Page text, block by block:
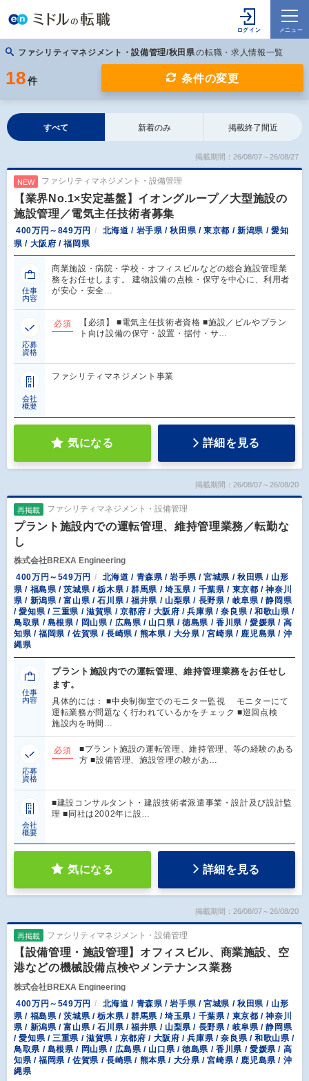
ファシリティマネジメント・設備管理/秋田県の転職・求人情報一覧
18 件 条件の変更
すべて 新着のみ 掲載終了間近
掲載期間：26/08/07～26/08/27
NEW ファシリティマネジメント・設備管理
【業界No.1×安定基盤】イオングループ／大型施設の
施設管理／電気主任技術者募集
400万円～849万円
北海道 / 岩手県 / 秋田県 / 東京都 / 新潟県 / 愛知
県 / 大阪府 / 福岡県
仕事
内容
商業施設・病院・学校・オフィスビルなどの総合施設管理業
務をお任せします。 建物設備の点検・保守を中心に、利用者
が安心・安全…
応募
資格
必須
【必須】 ■電気主任技術者資格 ■施設／ビルやプラン
ト向け設備の保守・設置・据付・サ…
会社
概要
ファシリティマネジメント事業
気になる 詳細を見る
掲載期間：26/08/07～26/08/20
再掲載 ファシリティマネジメント・設備管理
プラント施設内での運転管理、維持管理業務／転勤な
し
株式会社BREXA Engineering
400万円～549万円
北海道 / 青森県 / 岩手県 / 宮城県 / 秋田県 / 山形
県 / 福島県 / 茨城県 / 栃木県 / 群馬県 / 埼玉県 / 千葉県 / 東京都 / 神奈川
県 / 新潟県 / 富山県 / 石川県 / 福井県 / 山梨県 / 長野県 / 岐阜県 / 静岡県
/ 愛知県 / 三重県 / 滋賀県 / 京都府 / 大阪府 / 兵庫県 / 奈良県 / 和歌山県 /
鳥取県 / 島根県 / 岡山県 / 広島県 / 山口県 / 徳島県 / 香川県 / 愛媛県 / 高
知県 / 福岡県 / 佐賀県 / 長崎県 / 熊本県 / 大分県 / 宮崎県 / 鹿児島県 / 沖
縄県
仕事
内容
プラント施設内での運転管理、維持管理業務をお任せし
ます。
具体的には： ■中央制御室でのモニター監視 モニターにて
運転業務が問題なく行われているかをチェック ■巡回点検
施設内を時間…
応募
資格
必須
■プラント施設の運転管理、維持管理、等の経験のある
方 ■設備管理、施設管理の験があ…
会社
概要
■建設コンサルタント・建設技術者派遣事業・設計及び設計監
理 ■同社は2002年に設…
気になる 詳細を見る
掲載期間：26/08/07～26/08/20
再掲載 ファシリティマネジメント・設備管理
【設備管理・施設管理】オフィスビル、商業施設、空
港などの機械設備点検やメンテナンス業務
株式会社BREXA Engineering
400万円～549万円
北海道 / 青森県 / 岩手県 / 宮城県 / 秋田県 / 山形
県 / 福島県 / 茨城県 / 栃木県 / 群馬県 / 埼玉県 / 千葉県 / 東京都 / 神奈川
県 / 新潟県 / 富山県 / 石川県 / 福井県 / 山梨県 / 長野県 / 岐阜県 / 静岡県
/ 愛知県 / 三重県 / 滋賀県 / 京都府 / 大阪府 / 兵庫県 / 奈良県 / 和歌山県 /
鳥取県 / 島根県 / 岡山県 / 広島県 / 山口県 / 徳島県 / 香川県 / 愛媛県 / 高
知県 / 福岡県 / 佐賀県 / 長崎県 / 熊本県 / 大分県 / 宮崎県 / 鹿児島県 / 沖
縄県